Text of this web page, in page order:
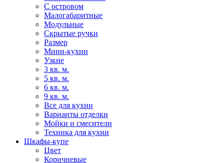
С островом
Малогабаритные
Модульные
Скрытые ручки
Размер
Мини-кухни
Узкие
3 кв. м.
5 кв. м.
6 кв. м.
9 кв. м.
Все для кухни
Варианты отделки
Мойки и смесители
Техника для кухни
Шкафы-купе
Цвет
Коричневые